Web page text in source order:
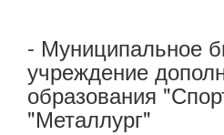
- Муниципальное
учреждение
образования
"Металлург"